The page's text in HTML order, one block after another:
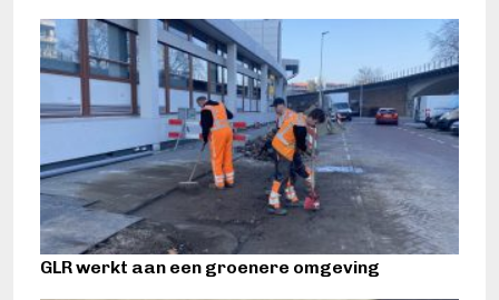
GLR werkt aan een groenere omgeving